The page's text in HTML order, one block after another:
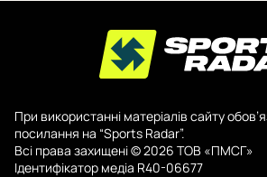
При використанні матеріалів сайту
посилання на “Sports Radar”.
Всі права захищені © 2026 ТОВ «ПМСГ»
Ідентифікатор медіа R40-06677